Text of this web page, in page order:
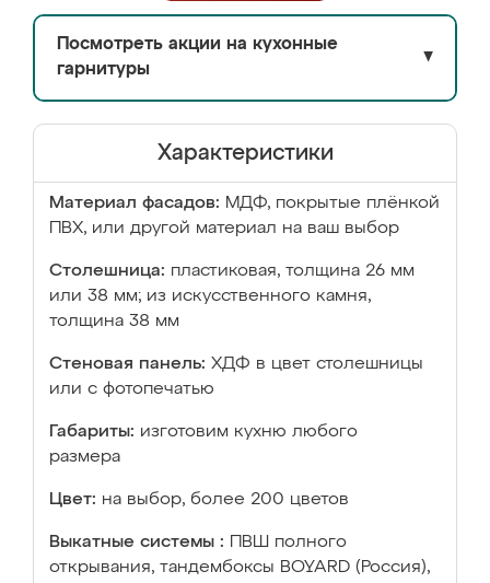
Посмотреть акции на кухонные
гарнитуры
▼
Характеристики
Материал фасадов: МДФ, покрытые плёнкой
ПВХ, или другой материал на ваш выбор
Столешница: пластиковая, толщина 26 мм
или 38 мм; из искусственного камня,
толщина 38 мм
Стеновая панель: ХДФ в цвет столешницы
или с фотопечатью
Габариты: изготовим кухню любого
размера
Цвет: на выбор, более 200 цветов
Выкатные системы :
ПВШ полного
открывания, тандембоксы BOYARD (Россия),